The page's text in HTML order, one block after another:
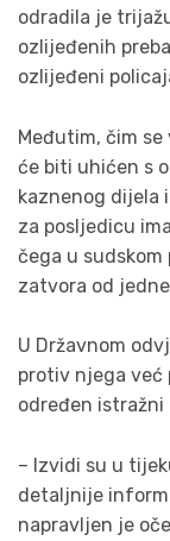
odradila je
ozlijeđenih
ozlijeđeni
Međutim, čim
će biti uhićen s
kaznenog dijela
za posljedicu
čega u sudskom
zatvora od
U Državnom
protiv njega već
određen istražni
– Izvidi su u
detaljnije
napravljen je